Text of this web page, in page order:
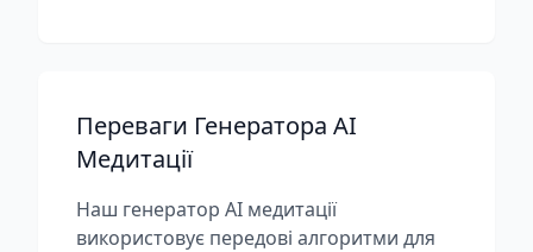
Переваги Генератора AI
Медитації
Наш генератор AI медитації
використовує передові алгоритми для